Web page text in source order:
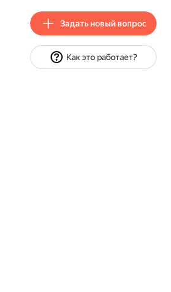
Задать новый вопрос
Как это работает?